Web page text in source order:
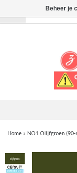
Home » NO1 Olijfgroen (90-
Beheer je